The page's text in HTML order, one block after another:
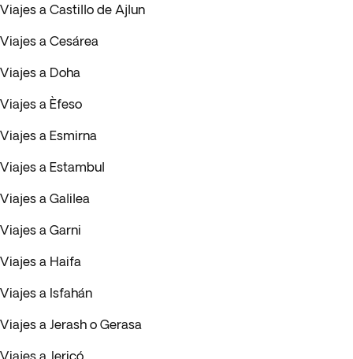
Viajes a Castillo de Ajlun
Viajes a Cesárea
Viajes a Doha
Viajes a Èfeso
Viajes a Esmirna
Viajes a Estambul
Viajes a Galilea
Viajes a Garni
Viajes a Haifa
Viajes a Isfahán
Viajes a Jerash o Gerasa
Viajes a Jericó